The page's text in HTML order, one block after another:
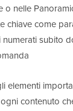
o nelle
chiave come
numerati subito
elementi
contenuto